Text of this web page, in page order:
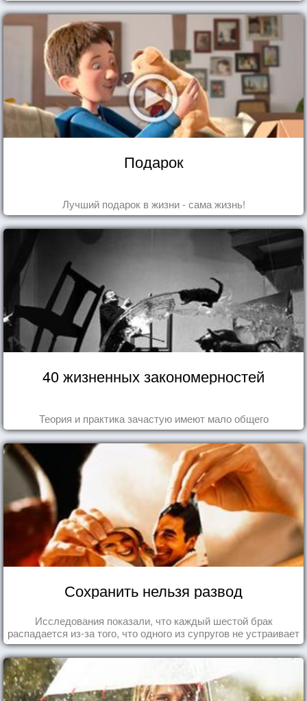
Подарок
Лучший подарок в жизни - сама жизнь!
40 жизненных закономерностей
Теория и практика зачастую имеют мало общего
Сохранить нельзя развод
Исследования показали, что каждый шестой брак
распадается из-за того, что одного из супругов не устраивает
та роль, которая выпала ему в семье.